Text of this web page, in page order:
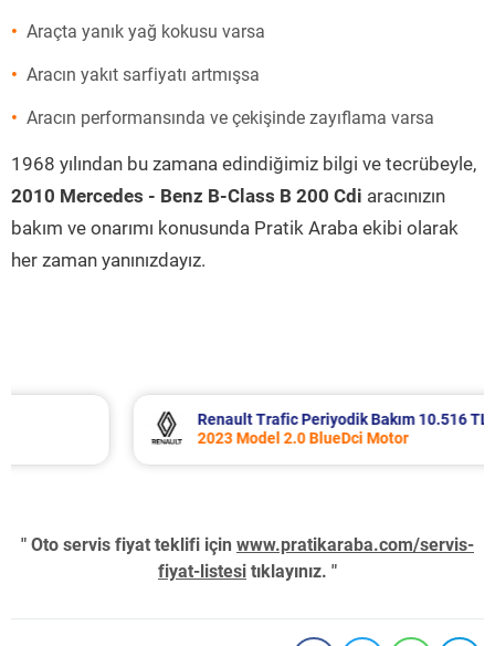
Araçta yanık yağ kokusu varsa
Aracın yakıt sarfiyatı artmışsa
Aracın performansında ve çekişinde zayıflama varsa
1968 yılından bu zamana edindiğimiz bilgi ve tecrübeyle,
2010 Mercedes - Benz B-Class B 200 Cdi aracınızın
bakım ve onarımı konusunda Pratik Araba ekibi olarak
her zaman yanınızdayız.
Renault Trafic Periyodik Bakım 10.516 TL
2023 Model 2.0 BlueDci Motor
" Oto servis fiyat teklifi için www.pratikaraba.com/servis-
fiyat-listesi tıklayınız. "